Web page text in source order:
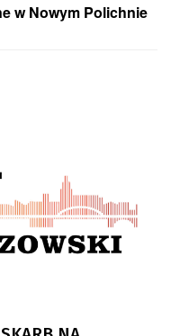
w Nowym Polichnie